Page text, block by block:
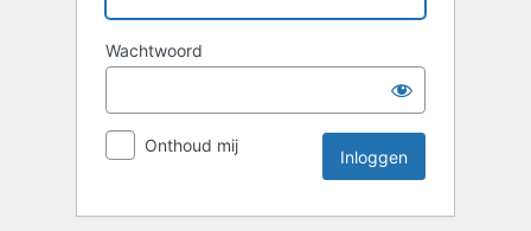
Wachtwoord
Onthoud mij